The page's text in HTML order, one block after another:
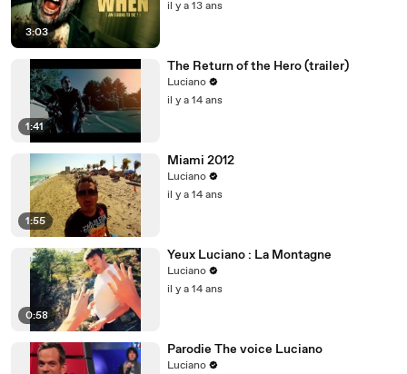
3:03
il y a 13 ans
1:41
The Return of the Hero (trailer)
Luciano
il y a 14 ans
1:55
Miami 2012
Luciano
il y a 14 ans
0:58
Yeux Luciano : La Montagne
Luciano
il y a 14 ans
Parodie The voice Luciano
Luciano